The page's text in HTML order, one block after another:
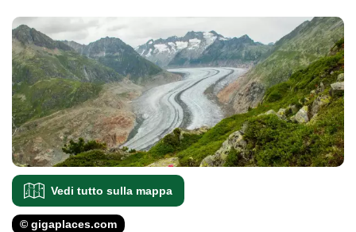
Vedi tutto sulla mappa
© gigaplaces.com